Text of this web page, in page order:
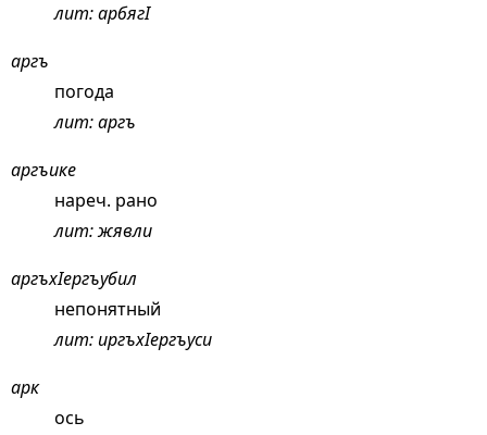
лит: арбягI
аргъ
погода
лит: аргъ
аргъике
нареч. рано
лит: жявли
аргъхIергъубил
непонятный
лит: иргъхIергъуси
арк
ось